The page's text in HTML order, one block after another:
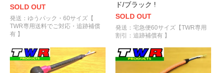
SOLD OUT
発送：ゆうパック・60サイズ【
TWR専用送料でご対応・追跡補償
有 】
ド/ブラック !
SOLD OUT
発送：宅急便60サイズ【TWR専用
割引：追跡補償有 】